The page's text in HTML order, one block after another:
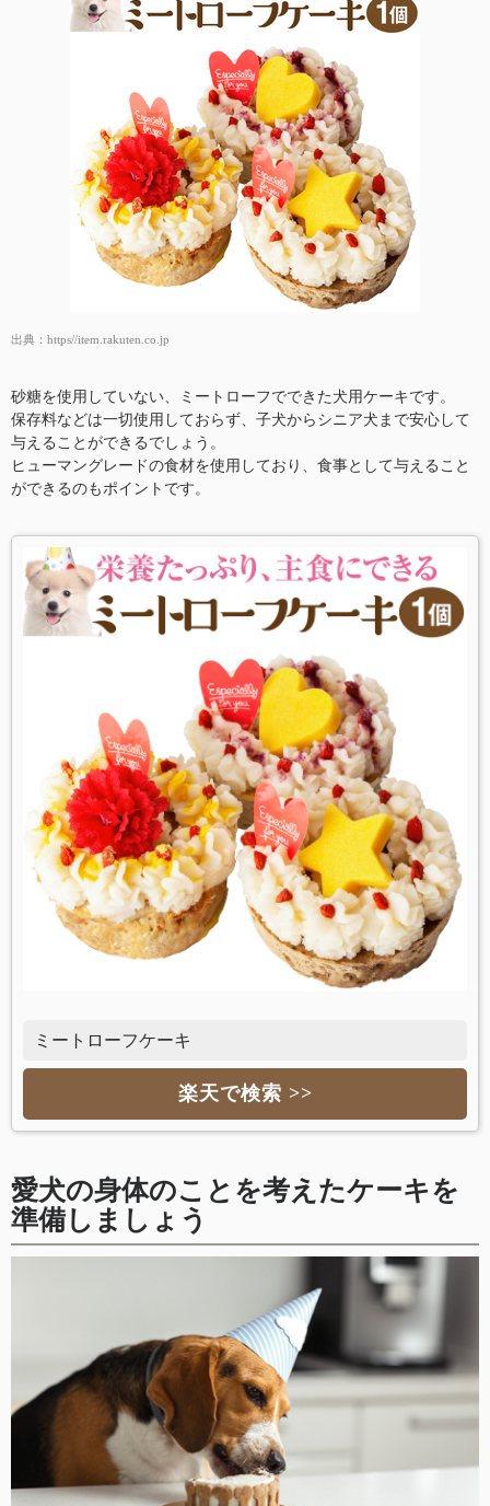
出典： https//item.rakuten.co.jp
砂糖を使用していない、ミートローフでできた犬用ケーキです。
保存料などは一切使用しておらず、子犬からシニア犬まで安心して
与えることができるでしょう。
ヒューマングレードの食材を使用しており、食事として与えること
ができるのもポイントです。
ミートローフケーキ
楽天で検索 >>
愛犬の身体のことを考えたケーキを
準備しましょう